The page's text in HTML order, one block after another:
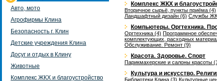
Авто, мото
Агрофирмы Клина
Безопасность г. Клин
Детские учреждения Клина
Досуг и отдых в Клину
Животные
Комплекс ЖКХ и благоустройство
Комплекс ЖКХ и
Вторичное сырьё, пункты приёма (4)
Ландшафтный дизайн (6) Службы
Компьютеры. Оргтехника.
Оргтехника (4) Программное
комплектующих, расходных
Обслуживание. Ремонт (9)
Красота. Здоровье. Спорт
Парикмахерские и салоны красоты
Культура и искусство.
Библиотеки Клина (3) Культурные